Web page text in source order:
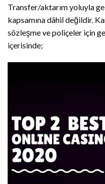
Transfer/aktarım yoluyla
kapsamına dâhil değildir.
sözleşme ve poliçeler için
içerisinde;